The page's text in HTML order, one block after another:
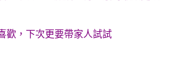
歡，下次更要帶家人試試